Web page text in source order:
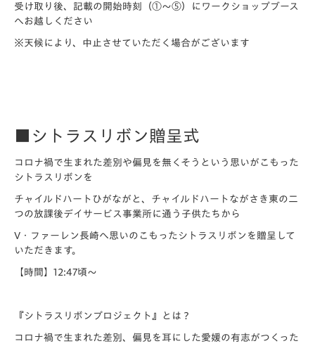
受け取り後、記載の開始時刻（①～⑤）にワークショップブース
へお越しください
※天候により、中止させていただく場合がございます
■シトラスリボン贈呈式
コロナ禍で生まれた差別や偏見を無くそうという思いがこもった
シトラスリボンを
チャイルドハートひがながと、チャイルドハートながさき 東の二
つの放課後デイサービス事業所に通う子供たちから
V・ファーレン長崎へ思いのこもったシトラスリボンを贈呈して
いただきます。
【時間】12:47頃～
『シトラスリボンプロジェクト』とは？
コロナ禍で生まれた差別、偏見を耳にした愛媛の有志がつくった